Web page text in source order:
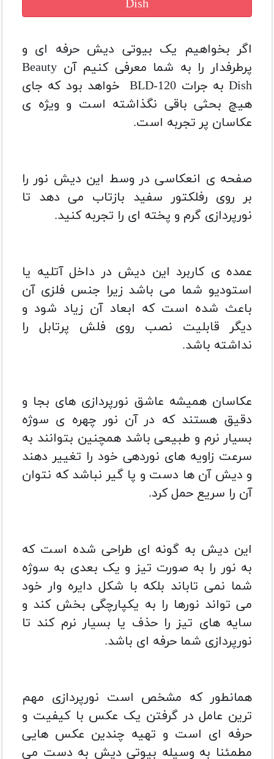
Dish
اگر بخواهیم یک بیوتی دیش حرفه ای و
پرطرفدار را به شما معرفی کنیم آن Beauty
Dish به جرات BLD-120 خواهد بود که جای
هیچ بحثی باقی نگذاشته است و ویژه ی
عکاسان پر تجربه است.
صفحه ی انعکاسی در وسط این دیش نور را
بر روی رفلکتور سفید بازتاب می دهد تا
نورپردازی گرم و پخته ای را تجربه کنید.
عمده ی کاربرد این دیش در داخل آتلیه یا
استودیو شما می باشد زیرا جنس فلزی آن
باعث شده است که ابعاد آن زیاد شود و
دیگر قابلیت نصب روی فلش پرتابل را
نداشته باشد.
عکاسان همیشه عاشق نورپردازی های بجا و
دقیق هستند که در آن نور چهره ی سوژه
بسیار نرم و طبیعی باشد همچنین بتوانند به
سرعت زاویه های نوردهی خود را تغییر دهند
و دیش آن ها دست و پا گیر نباشد که نتوان
آن را سریع حمل کرد.
این دیش به گونه ای طراحی شده است که
به نور را به صورت تیز و یک بعدی به سوژه
شما نمی تاباند بلکه با شکل دایره وار خود
می تواند نورها را به یکپارچگی بخش کند و
سایه های تیز را حذف یا بسیار نرم کند تا
نورپردازی شما حرفه ای باشد.
همانطور که مشخص است نورپردازی مهم
ترین عامل در گرفتن یک عکس با کیفیت و
حرفه ای است و تهیه چندین عکس هایی
مطمئنا به وسیله بیوتی دیش به دست می